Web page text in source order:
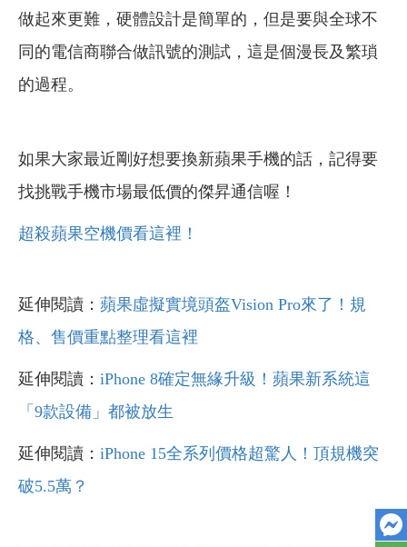
做起來更難，硬體設計是簡單的，但是要與全球不
同的電信商聯合做訊號的測試，這是個漫長及繁瑣
的過程。
如果大家最近剛好想要換新蘋果手機的話，記得要
找挑戰手機市場最低價的傑昇通信喔！
超殺蘋果空機價看這裡！
延伸閱讀： 蘋果虛擬實境頭盔Vision Pro來了！規
格、售價重點整理看這裡
延伸閱讀： iPhone 8確定無緣升級！蘋果新系統這
「9款設備」都被放生
延伸閱讀： iPhone 15全系列價格超驚人！頂規機突
破5.5萬？